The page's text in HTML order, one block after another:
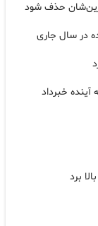
حذف شود
برد